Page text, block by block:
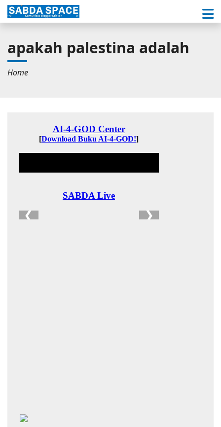
apakah palestina adalah
Home